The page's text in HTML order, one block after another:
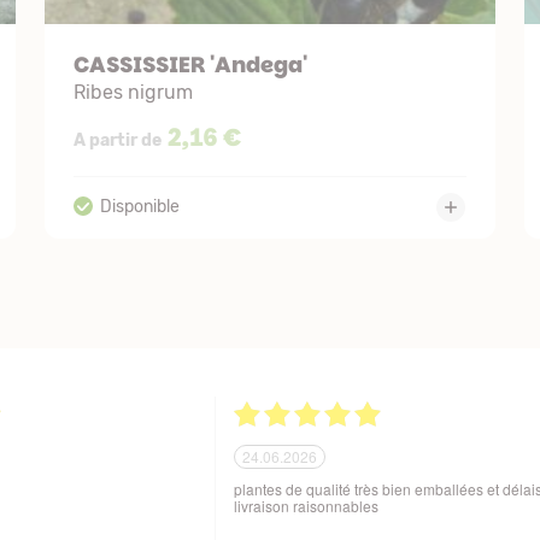
CASSISSIER 'Andega'
Ribes nigrum
A partir de 2,16 €
soigné des produits
21.06.2026
Tout est parfait. Je suis enchantée Quoi de
Excellente maison et plantes de qualité. Merci